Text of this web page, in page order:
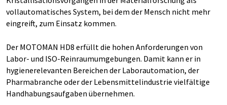
vollautomatisches System, bei dem der Mensch nicht mehr
eingreift, zum Einsatz kommen.
Der MOTOMAN HD8 erfüllt die hohen Anforderungen von
Labor- und ISO-Reinraumumgebungen. Damit kann er in
hygienerelevanten Bereichen der Laborautomation, der
Pharmabranche oder der Lebensmittelindustrie vielfältige
Handhabungsaufgaben übernehmen.